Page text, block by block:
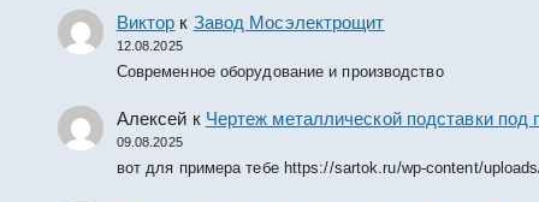
Виктор к Завод Мосэлектрощит
12.08.2025
Современное оборудование и производство
Алексей к Чертеж металлической подставки
09.08.2025
вот для примера тебе https://sartok.ru/wp-content/